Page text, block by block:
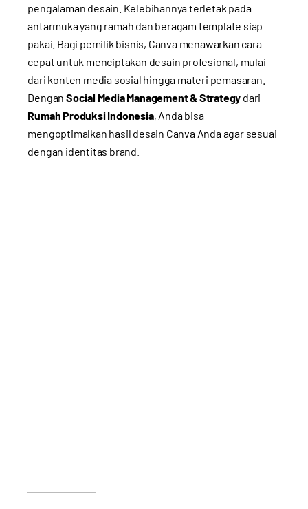
pengalaman desain. Kelebihannya terletak pada
antarmuka yang ramah dan beragam template siap
pakai. Bagi pemilik bisnis, Canva menawarkan cara
cepat untuk menciptakan desain profesional, mulai
dari konten media sosial hingga materi pemasaran.
Dengan Social Media Management & Strategy dari
Rumah Produksi Indonesia, Anda bisa
mengoptimalkan hasil desain Canva Anda agar sesuai
dengan identitas brand.